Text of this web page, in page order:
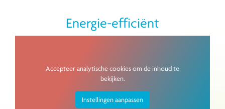
Energie-efficiënt
Accepteer analytische cookies om de inhoud te
bekijken.
Instellingen aanpassen